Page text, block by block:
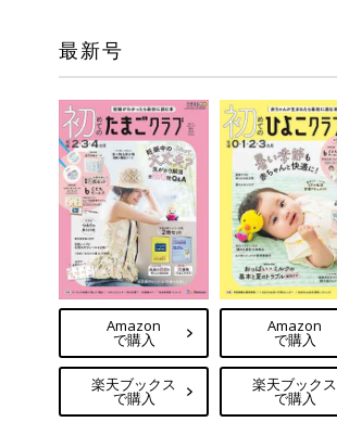
最新号
Amazon
で購入
楽天ブックス
で購入
Amazon
で購入
楽天ブックス
で購入